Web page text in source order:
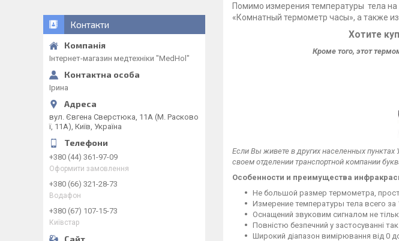
Помимо измерения температуры тела
«Комнатный термометр часы», а также
Хотите
Кроме того, этот
Если Вы живете в других населенных
своем отделении транспортной компании
Особенности и преимущества
Не большой размер термометра,
Измерение температуры тела всего за
Оснащений звуковим сигналом не
Повністю безпечний у застосуванні
Широкий діапазон вимірювання від 0
Контакти
Інтернет-магазин медтехніки "MedHol"
Ірина
вул. Євгена Сверстюка, 11А (М. Расково
ї, 11А), Київ, Україна
+380 (44) 361-97-09
Оформити замовлення
+380 (66) 321-28-73
Водафон
+380 (67) 107-15-73
Київстар